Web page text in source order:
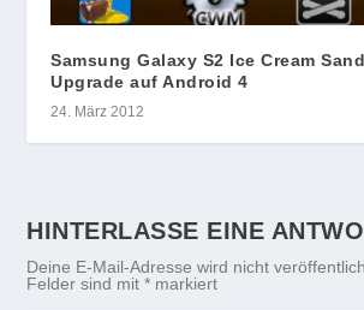
Samsung Galaxy S2 Ice Cream
Upgrade auf Android 4
24. März 2012
HINTERLASSE EINE
Deine E-Mail-Adresse wird nicht
Felder sind mit* markiert